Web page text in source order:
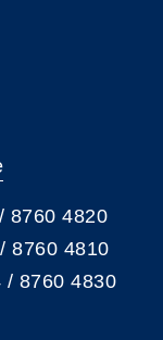
4820
8760 4810
/ 8760 4830